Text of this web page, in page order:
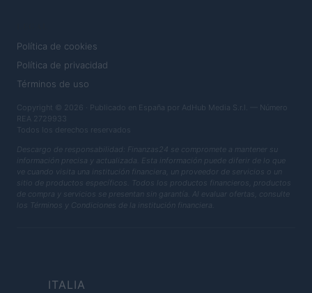
Política de cookies
Política de privacidad
Términos de uso
Copyright © 2026 · Publicado en España por AdHub Media S.r.l. — Número
REA 2729933
Todos los derechos reservados
Descargo de responsabilidad: Finanzas24 se compromete a mantener su
información precisa y actualizada. Esta información puede diferir de lo que
ve cuando visita una institución financiera, un proveedor de servicios o un
sitio de productos específicos. Todos los productos financieros, productos
de compra y servicios se presentan sin garantía. Al evaluar ofertas, consulte
los Términos y Condiciones de la institución financiera.
ITALIA